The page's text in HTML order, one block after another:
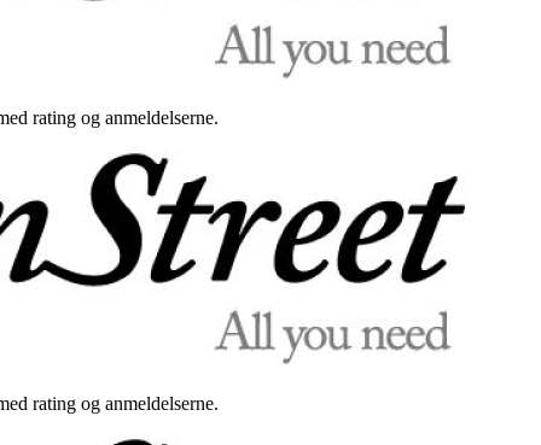
rating og anmeldelserne.
rating og anmeldelserne.